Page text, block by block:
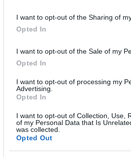
I want to opt-out of the Sharing of
Opted In
I want to opt-out of the Sale of my
Opted In
I want to opt-out of processing my
Advertising.
Opted In
I want to opt-out of Collection, Use,
of my Personal Data that Is
was collected.
Opted Out
liste des futurs matchs
en 1966.
de la team
, n'hésitez pas à vous
également les